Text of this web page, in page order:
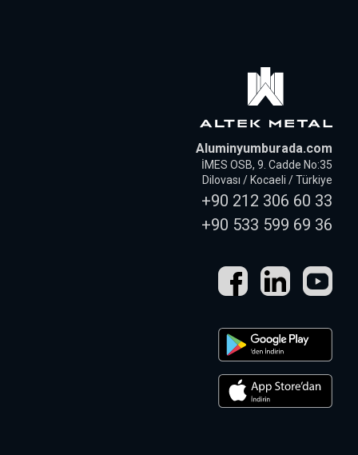
Aluminyumburada.com
İMES OSB, 9. Cadde No:35
Dilovası / Kocaeli / Türkiye
+90 212 306 60 33
+90 533 599 69 36